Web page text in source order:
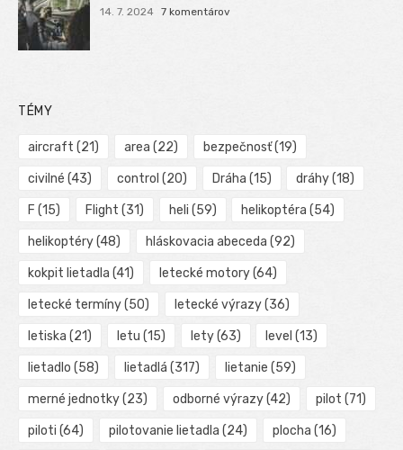
14. 7. 2024 7 komentárov
TÉMY
aircraft (21) area (22) bezpečnosť(19)
civilné (43) control (20) Dráha (15) dráhy(18)
F (15) Flight (31) heli (59) helikoptéra (54)
helikoptéry(48) hláskovacia abeceda (92)
kokpit lietadla (41) letecké motory(64)
letecké termíny(50) letecké výrazy(36)
letiska (21) letu (15) lety(63) level (13)
lietadlo (58) lietadlá (317) lietanie (59)
merné jednotky(23) odborné výrazy(42) pilot (71)
piloti (64) pilotovanie lietadla (24) plocha (16)